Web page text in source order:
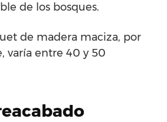
de los bosques.
de madera maciza, por
varía entre 40 y 50